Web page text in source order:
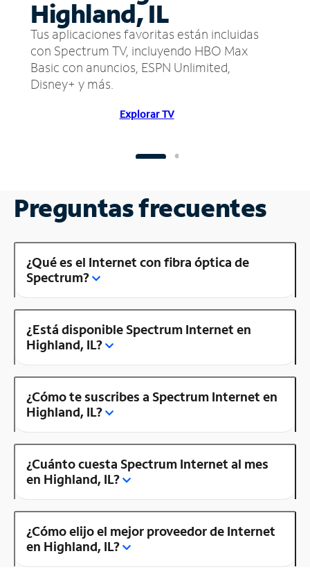
Highland, IL
Tus aplicaciones favoritas están incluidas
con Spectrum TV, incluyendo HBO Max
Basic con anuncios, ESPN Unlimited,
Disney+ y más.
Explorar TV
Preguntas frecuentes
¿Qué es el Internet con fibra óptica de
Spectrum?
¿Está disponible Spectrum Internet en
Highland, IL?
¿Cómo te suscribes a Spectrum Internet en
Highland, IL?
¿Cuánto cuesta Spectrum Internet al mes
en Highland, IL?
¿Cómo elijo el mejor proveedor de Internet
en Highland, IL?